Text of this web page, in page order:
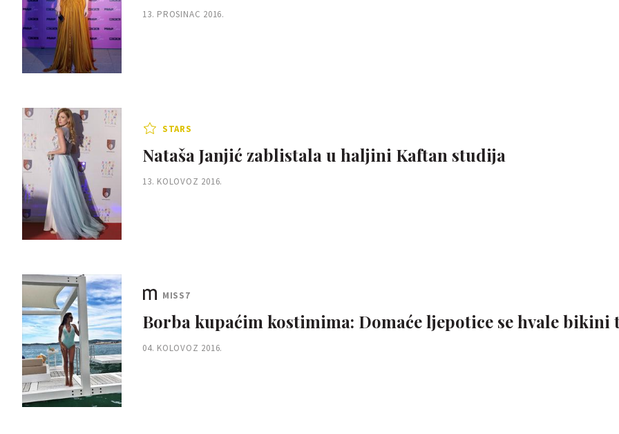
13. PROSINAC 2016.
STARS
Nataša Janjić zablistala u haljini Kaftan studija
13. KOLOVOZ 2016.
MISS7
Borba kupaćim kostimima: Domaće ljepotice se hvale bikini
04. KOLOVOZ 2016.